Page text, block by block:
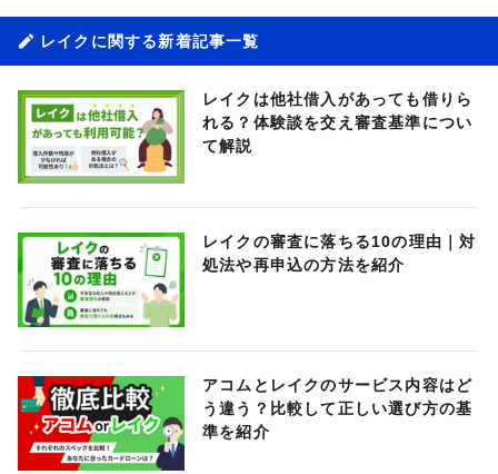
レイクに関する新着記事一覧
レイクは他社借入があっても借りら
れる？体験談を交え審査基準につい
て解説
レイクの審査に落ちる10の理由｜対
処法や再申込の方法を紹介
アコムとレイクのサービス内容はど
う違う？比較して正しい選び方の基
準を紹介